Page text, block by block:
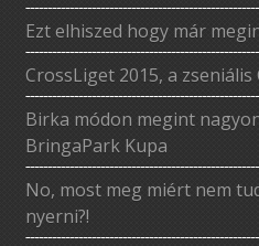
Ezt elhiszed hogy már
CrossLiget 2015, a zseniális
Birka módon megint
BringaPark Kupa
No, most meg miért nem
nyerni?!